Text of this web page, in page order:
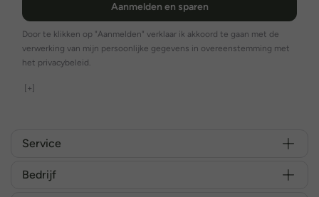
Aanmelden en sparen
Door te klikken op "Aanmelden" verklaar ik akkoord te gaan met de
verwerking van mijn persoonlijke gegevens in overeenstemming met
het privacybeleid.
[+]
Service
Bedrijf